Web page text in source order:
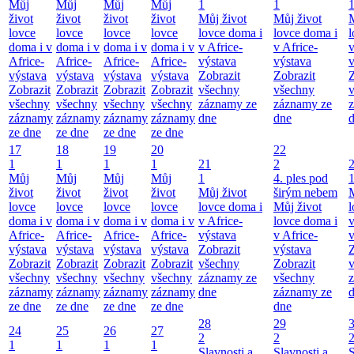
Můj
život
lovce
doma i v
Africe-
výstava
Zobrazit
všechny
záznamy
ze dne
Můj
život
lovce
doma i v
Africe-
výstava
Zobrazit
všechny
záznamy
ze dne
Můj
život
lovce
doma i v
Africe-
výstava
Zobrazit
všechny
záznamy
ze dne
Můj
život
lovce
doma i v
Africe-
výstava
Zobrazit
všechny
záznamy
ze dne
1
Můj život
lovce doma i
v Africe-
výstava
Zobrazit
všechny
záznamy ze
dne
1
Můj život
lovce doma i
v Africe-
výstava
Zobrazit
všechny
záznamy ze
dne
1
17
1
Můj
život
lovce
doma i v
Africe-
výstava
Zobrazit
všechny
záznamy
ze dne
18
1
Můj
život
lovce
doma i v
Africe-
výstava
Zobrazit
všechny
záznamy
ze dne
19
1
Můj
život
lovce
doma i v
Africe-
výstava
Zobrazit
všechny
záznamy
ze dne
20
1
Můj
život
lovce
doma i v
Africe-
výstava
Zobrazit
všechny
záznamy
ze dne
21
1
Můj život
lovce doma i
v Africe-
výstava
Zobrazit
všechny
záznamy ze
dne
22
2
4. ples pod
širým nebem
Můj život
lovce doma i
v Africe-
výstava
Zobrazit
všechny
záznamy ze
dne
1
24
1
25
1
26
1
27
1
28
2
29
2
2